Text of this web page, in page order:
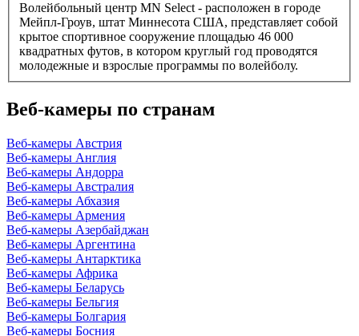
Волейбольный центр MN Select - расположен в городе
Мейпл-Гроув, штат Миннесота США, представляет собой
крытое спортивное сооружение площадью 46 000
квадратных футов, в котором круглый год проводятся
молодежные и взрослые программы по волейболу.
Веб-камеры по странам
Веб-камеры Австрия
Веб-камеры Англия
Веб-камеры Андорра
Веб-камеры Австралия
Веб-камеры Абхазия
Веб-камеры Армения
Веб-камеры Азербайджан
Веб-камеры Аргентина
Веб-камеры Антарктика
Веб-камеры Африка
Веб-камеры Беларусь
Веб-камеры Бельгия
Веб-камеры Болгария
Веб-камеры Босния